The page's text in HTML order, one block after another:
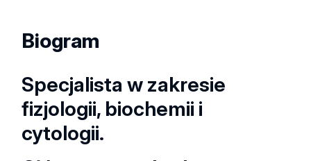
Biogram
Specjalista w zakresie
fizjologii, biochemii i
cytologii.